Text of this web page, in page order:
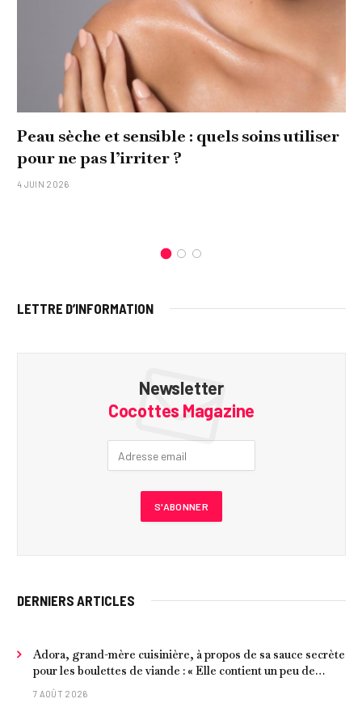
Peau sèche et sensible : quels soins utiliser
pour ne pas l’irriter ?
4 JUIN 2026
LETTRE D’INFORMATION
Newsletter
Cocottes Magazine
DERNIERS ARTICLES
Adora, grand-mère cuisinière, à propos de sa sauce secrète
pour les boulettes de viande : « Elle contient un peu de
curcuma, du poivre, une poignée d'amandes et des tomates
7 AOÛT 2026